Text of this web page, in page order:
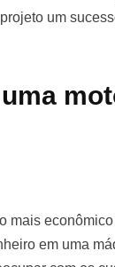
um
mais
em uma